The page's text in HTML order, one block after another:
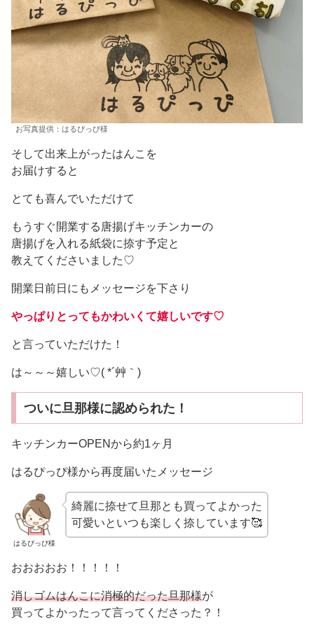
お写真提供：はるぴっぴ様
そして出来上がったはんこを
お届けすると
とても喜んでいただけて
もうすぐ開業する唐揚げキッチンカーの
唐揚げを入れる紙袋に捺す予定と
教えてくださいました♡
開業日前日にもメッセージを下さり
やっぱりとってもかわいくて嬉しいです♡
と言っていただけた！
は～～～嬉しい♡( *´艸｀)
ついに旦那様に認められた！
キッチンカーOPENから約1ヶ月
はるぴっぴ様から再度届いたメッセージ
はるぴっぴ様
綺麗に捺せて旦那とも買ってよかった
可愛いといつも楽しく捺しています🥰
おおおおお！！！！！
消しゴムはんこに消極的だった旦那様が
買ってよかったって言ってくださった？！